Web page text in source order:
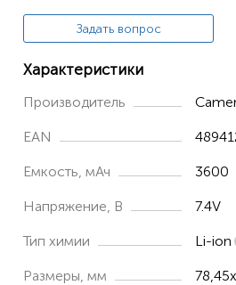
Задать вопрос
Характеристики
Производитель
EAN
Емкость, мАч 3600
Напряжение, В 7.4V
Тип химии Li-ion
Размеры, мм